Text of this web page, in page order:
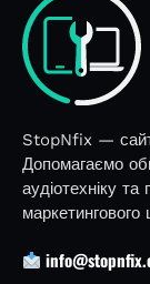
StopNfix — сайт
Допомагаємо
аудіотехніку